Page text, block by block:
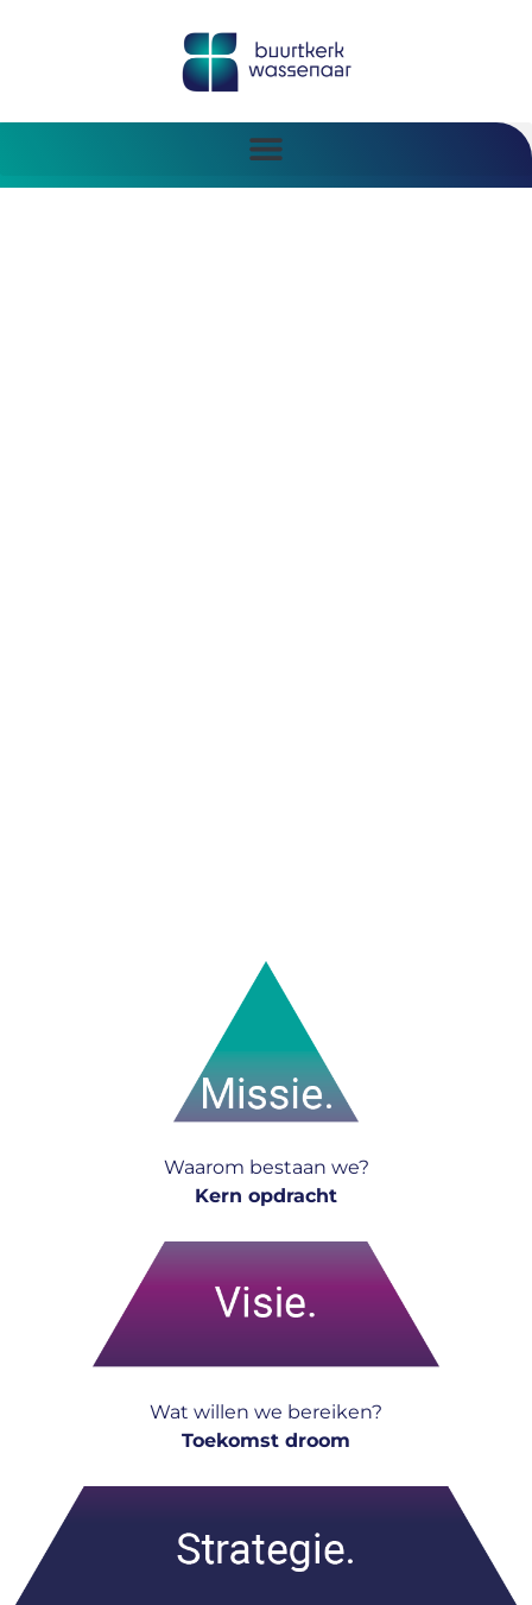
Waarom bestaan we?
Kern opdracht
Wat willen we bereiken?
Toekomst droom